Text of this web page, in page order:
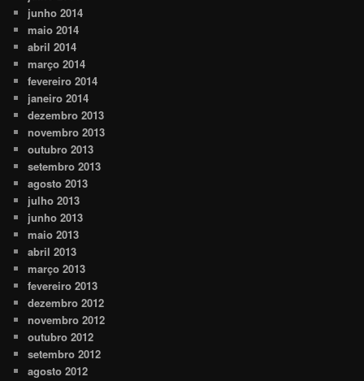
junho 2014
maio 2014
abril 2014
março 2014
fevereiro 2014
janeiro 2014
dezembro 2013
novembro 2013
outubro 2013
setembro 2013
agosto 2013
julho 2013
junho 2013
maio 2013
abril 2013
março 2013
fevereiro 2013
dezembro 2012
novembro 2012
outubro 2012
setembro 2012
agosto 2012